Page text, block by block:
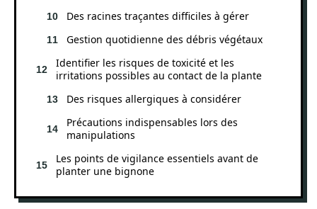
Des racines traçantes difficiles à gérer
Gestion quotidienne des débris végétaux
Identifier les risques de toxicité et les
irritations possibles au contact de la plante
Des risques allergiques à considérer
Précautions indispensables lors des
manipulations
Les points de vigilance essentiels avant de
planter une bignone